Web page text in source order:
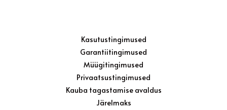
Kasutustingimused
Garantiitingimused
Müügitingimused
Privaatsustingimused
Kauba tagastamise avaldus
Järelmaks